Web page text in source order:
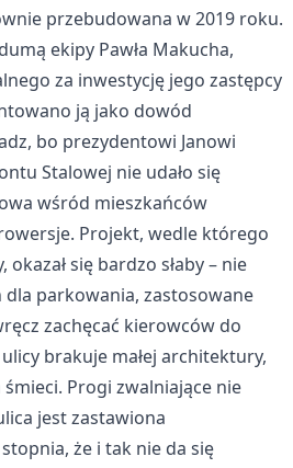
przebudowana w 2019 roku.
ekipy Pawła Makucha,
za inwestycję jego zastępcy
ją jako dowód
bo prezydentowi Janowi
Stalowej nie udało się
wśród mieszkańców
Projekt, wedle którego
się bardzo słaby – nie
dla parkowania, zastosowane
zachęcać kierowców do
brakuje małej architektury,
śmieci. Progi zwalniające nie
jest zastawiona
że i tak nie da się